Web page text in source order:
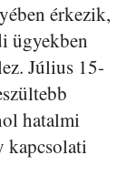
érkezik,
ügyekben
Július 15-
hatalmi
kapcsolati